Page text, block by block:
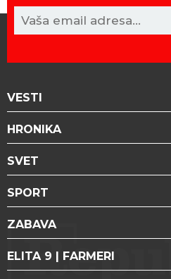
VESTI
HRONIKA
SVET
SPORT
ZABAVA
ELITA 9 | FARMERI